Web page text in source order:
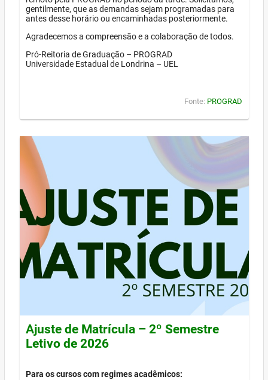
gentilmente, que as demandas sejam programadas para
antes desse horário ou encaminhadas posteriormente.
Agradecemos a compreensão e a colaboração de todos.
Pró-Reitoria de Graduação – PROGRAD
Universidade Estadual de Londrina – UEL
Fonte: PROGRAD
Ajuste de Matrícula – 2º Semestre
Letivo de 2026
Para os cursos com regimes acadêmicos: